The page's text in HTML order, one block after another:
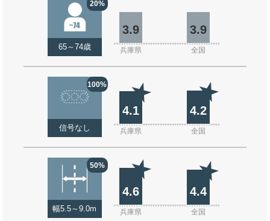
20%
65～74歳
3.9 3.9
兵庫県 全国
100%
信号なし
4.1 4.2
兵庫県 全国
50%
幅5.5～9.0m
4.6 4.4
兵庫県 全国